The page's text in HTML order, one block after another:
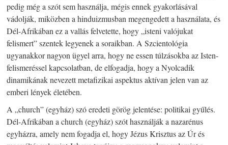
pedig még a szót sem használja, mégis ennek gyakorlásával
vádolják, miközben a hinduizmusban megengedett a használata, és
Dél-Afrikában ez a vallás felvetette, hogy „isteni valójukat
felismert” szentek legyenek a soraikban. A Szcientológia
ugyanakkor nagyon ügyel arra, hogy ne essen túlzásokba az Isten-
felismeréssel kapcsolatban, de elfogadja, hogy a Nyolcadik
dinamikának nevezett metafizikai aspektus aktívan jelen van az
emberi lények életében.
A „church” (egyház) szó eredeti görög jelentése: politikai gyűlés.
Dél-Afrikában a church (egyház) szót használják a nazarénus
egyházra, amely nem fogadja el, hogy Jézus Krisztus az Úr és